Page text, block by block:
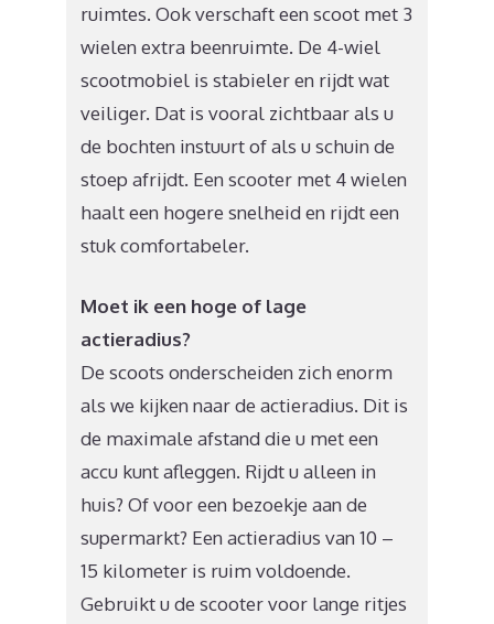
ruimtes. Ook verschaft een scoot met 3
wielen extra beenruimte. De 4-wiel
scootmobiel is stabieler en rijdt wat
veiliger. Dat is vooral zichtbaar als u
de bochten instuurt of als u schuin de
stoep afrijdt. Een scooter met 4 wielen
haalt een hogere snelheid en rijdt een
stuk comfortabeler.
Moet ik een hoge of lage
actieradius?
De scoots onderscheiden zich enorm
als we kijken naar de actieradius. Dit is
de maximale afstand die u met een
accu kunt afleggen. Rijdt u alleen in
huis? Of voor een bezoekje aan de
supermarkt? Een actieradius van 10 –
15 kilometer is ruim voldoende.
Gebruikt u de scooter voor lange ritjes